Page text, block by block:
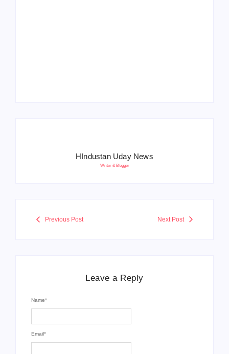
HIndustan Uday News
Writer & Blogger
Previous Post Next Post
Leave a Reply
Name*
Email*